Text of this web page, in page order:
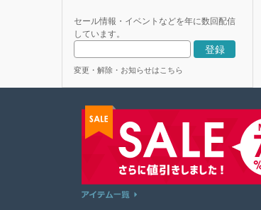
セール情報・イベントなどを年に数回配信
しています。
変更・解除・お知らせはこちら